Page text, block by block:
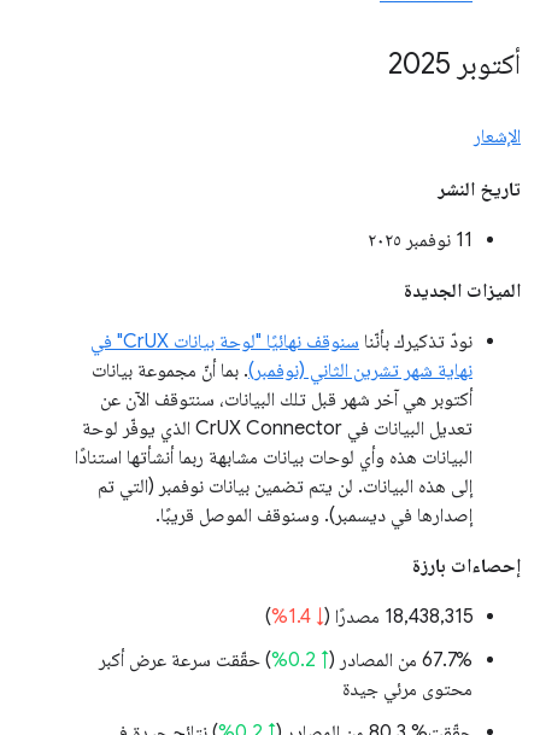
أكتوبر 2025
الإشعار
تاريخ النشر
‫11 نوفمبر ٢٠٢٥
الميزات الجديدة
نودّ تذكيرك بأنّنا
سنوقف نهائيًا "لوحة بيانات CrUX" في
نهاية شهر تشرين الثاني (نوفمبر). بما أنّ مجموعة بيانات
أكتوبر هي آخر شهر قبل تلك البيانات، سنتوقف الآن عن
تعديل البيانات في CrUX Connector الذي يوفّر لوحة
البيانات هذه وأي لوحات بيانات مشابهة ربما أنشأتها استنادًا
إلى هذه البيانات. لن يتم تضمين بيانات نوفمبر (التي تم
إصدارها في ديسمبر). وسنوقف الموصل قريبًا.
إحصاءات بارزة
‫18,438,315 مصدرًا ( ↓ 1.4%
)
‫67.7% من المصادر (
↑ 0.2%
) حقّقت سرعة عرض أكبر
محتوى مرئي جيدة